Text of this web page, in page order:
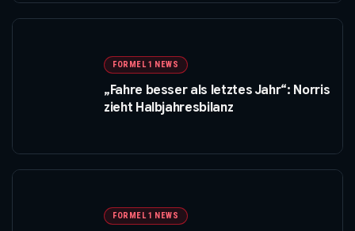
FORMEL 1 NEWS
„Fahre besser als letztes Jahr“: Norris
zieht Halbjahresbilanz
FORMEL 1 NEWS